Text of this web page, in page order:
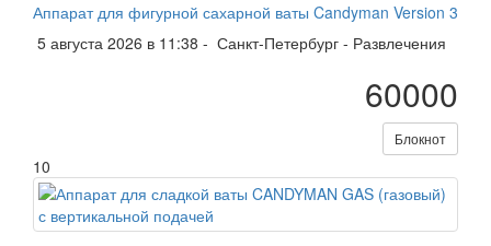
Аппарат для фигурной сахарной ваты Candyman Version 3
5 августа 2026 в 11:38 - Санкт-Петербург - Развлечения
60000
Блокнот
10